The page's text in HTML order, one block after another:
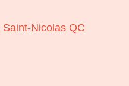
Saint-Nicolas QC